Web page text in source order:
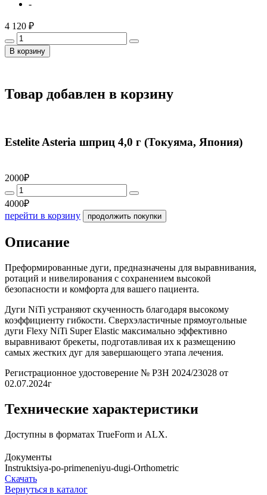
-
4 120 ₽
В корзину
Товар добавлен в корзину
Estelite Asteria шприц 4,0 г (Токуяма, Япония)
2000₽
4000₽
перейти в корзину
продолжить покупки
Описание
Преформированные дуги, предназначены для выравнивания,
ротаций и нивелирования с сохранением высокой
безопасности и комфорта для вашего пациента.
Дуги NiTi устраняют скученность благодаря высокому
коэффициенту гибкости. Сверхэластичные прямоугольные
дуги Flexy NiTi Super Elastic максимально эффективно
выравнивают брекеты, подготавливая их к размещению
самых жестких дуг для завершающего этапа лечения.
Регистрационное удостоверение № РЗН 2024/23028 от
02.07.2024г
Технические характеристики
Доступны в форматах TrueForm и ALX.
Документы
Instruktsiya-po-primeneniyu-dugi-Orthometric
Скачать
Вернуться в каталог